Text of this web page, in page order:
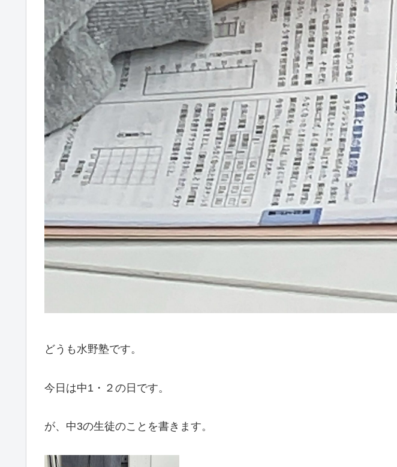
どうも水野塾です。
今日は中1・２の日です。
が、中3の生徒のことを書きます。